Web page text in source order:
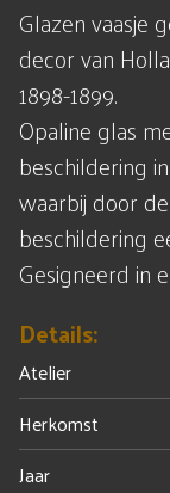
Glazen vaasje
decor van
1898-1899.
Opaline glas
beschildering
waarbij door
beschildering
Gesigneerd in
Details:
Atelier
Herkomst
Jaar